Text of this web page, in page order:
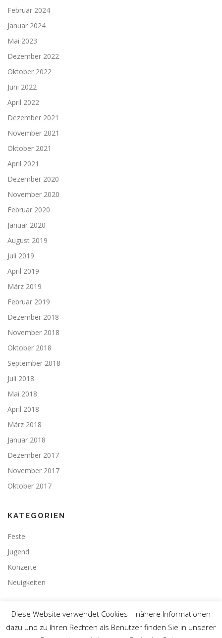
Februar 2024
Januar 2024
Mai 2023
Dezember 2022
Oktober 2022
Juni 2022
April 2022
Dezember 2021
November 2021
Oktober 2021
April 2021
Dezember 2020
November 2020
Februar 2020
Januar 2020
August 2019
Juli 2019
April 2019
März 2019
Februar 2019
Dezember 2018
November 2018
Oktober 2018
September 2018
Juli 2018
Mai 2018
April 2018
März 2018
Januar 2018
Dezember 2017
November 2017
Oktober 2017
KATEGORIEN
Feste
Jugend
Konzerte
Neuigkeiten
Diese Website verwendet Cookies – nähere Informationen
dazu und zu Ihren Rechten als Benutzer finden Sie in unserer